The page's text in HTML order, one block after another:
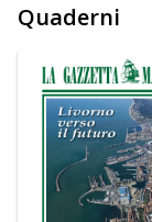
Quaderni